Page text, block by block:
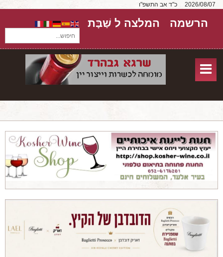
כ"ד אב התשפ"ו
חיפוש...
הרשמה המלצה ל שַׁבָּת
אודות
שירותים
יקבים
מאמרים
טורים על יקבים
מאמרים מקצועיים
מאמרים הלכתיים